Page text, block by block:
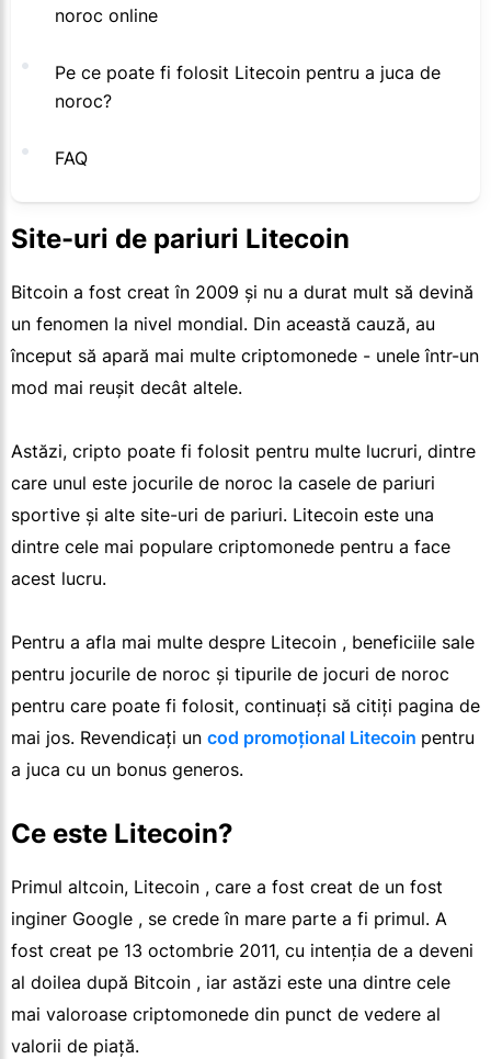
noroc online
Pe ce poate fi folosit Litecoin pentru a juca de
noroc?
FAQ
Site-uri de pariuri Litecoin
Bitcoin a fost creat în 2009 și nu a durat mult să devină
un fenomen la nivel mondial. Din această cauză, au
început să apară mai multe criptomonede - unele într-un
mod mai reușit decât altele.
Astăzi, cripto poate fi folosit pentru multe lucruri, dintre
care unul este jocurile de noroc la casele de pariuri
sportive și alte site-uri de pariuri. Litecoin este una
dintre cele mai populare criptomonede pentru a face
acest lucru.
Pentru a afla mai multe despre Litecoin , beneficiile sale
pentru jocurile de noroc și tipurile de jocuri de noroc
pentru care poate fi folosit, continuați să citiți pagina de
mai jos. Revendicați un cod promoțional Litecoin pentru
a juca cu un bonus generos.
Ce este Litecoin?
Primul altcoin, Litecoin , care a fost creat de un fost
inginer Google , se crede în mare parte a fi primul. A
fost creat pe 13 octombrie 2011, cu intenția de a deveni
al doilea după Bitcoin , iar astăzi este una dintre cele
mai valoroase criptomonede din punct de vedere al
valorii de piață.